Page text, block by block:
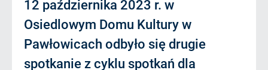
12 października 2023 r. w
Osiedlowym Domu Kultury w
Pawłowicach odbyło się drugie
spotkanie z cyklu spotkań dla